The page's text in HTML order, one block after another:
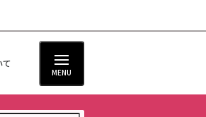
て
MENU